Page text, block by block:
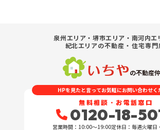
泉州エリア・堺市エリア・南河内エ
紀北エリアの不動産・住宅専門
の不動産
HPを見たと言ってお気軽にお問い合わせく
無料相談・お電話窓口
0120-18-
営業時間：10:00〜19:00定休日：毎週火曜日